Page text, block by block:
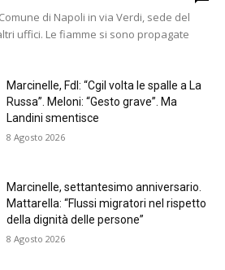
di Napoli in via Verdi, sede del
uffici. Le fiamme si sono propagate
Marcinelle, FdI: “Cgil volta le spalle a La
Russa”. Meloni: “Gesto grave”. Ma
Landini smentisce
8 Agosto 2026
Marcinelle, settantesimo anniversario.
Mattarella: “Flussi migratori nel rispetto
della dignità delle persone”
8 Agosto 2026